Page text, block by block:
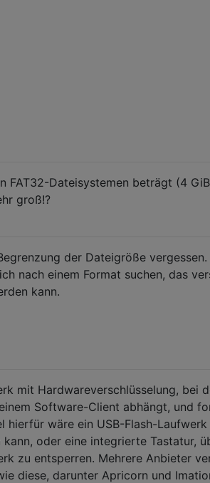
FAT32-Dateisystemen beträgt (4
groß!?
der Dateigröße
nach einem Format suchen, das
kann.
mit Hardwareverschlüsselung, bei
Software-Client abhängt, und
hierfür wäre ein USB-Flash-
kann, oder eine integrierte Tastatur,
zu entsperren. Mehrere Anbieter
diese, darunter Apricorn und